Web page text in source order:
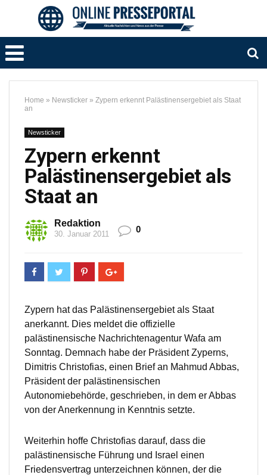
Home » Newsticker » Zypern erkennt Palästinensergebiet als Staat
an
Newsticker
Zypern erkennt
Palästinensergebiet als
Staat an
Redaktion
30. Januar 2011 0
Zypern hat das Palästinensergebiet als Staat
anerkannt. Dies meldet die offizielle
palästinensische Nachrichtenagentur Wafa am
Sonntag. Demnach habe der Präsident Zyperns,
Dimitris Christofias, einen Brief an Mahmud Abbas,
Präsident der palästinensischen
Autonomiebehörde, geschrieben, in dem er Abbas
von der Anerkennung in Kenntnis setzte.
Weiterhin hoffe Christofias darauf, dass die
palästinensische Führung und Israel einen
Friedensvertrag unterzeichnen können, der die